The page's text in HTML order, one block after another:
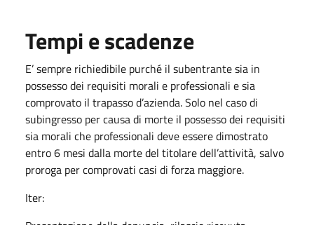
Tempi e scadenze
E’ sempre richiedibile purché il subentrante sia in
possesso dei requisiti morali e professionali e sia
comprovato il trapasso d’azienda. Solo nel caso di
subingresso per causa di morte il possesso dei requisiti
sia morali che professionali deve essere dimostrato
entro 6 mesi dalla morte del titolare dell’attività, salvo
proroga per comprovati casi di forza maggiore.
Iter: